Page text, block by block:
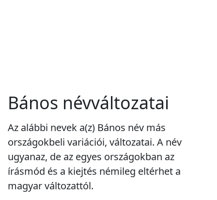
Bános névváltozatai
Az alábbi nevek a(z) Bános név más
országokbeli variációi, változatai. A név
ugyanaz, de az egyes országokban az
írásmód és a kiejtés némileg eltérhet a
magyar változattól.